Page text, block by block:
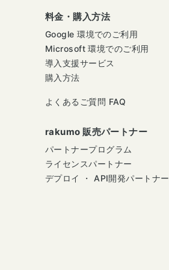
料金・購入方法
Google 環境でのご利用
Microsoft 環境でのご利用
導入支援サービス
購入方法
よくあるご質問 FAQ
rakumo 販売パートナー
パートナープログラム
ライセンスパートナー
デプロイ ・ API開発パートナー